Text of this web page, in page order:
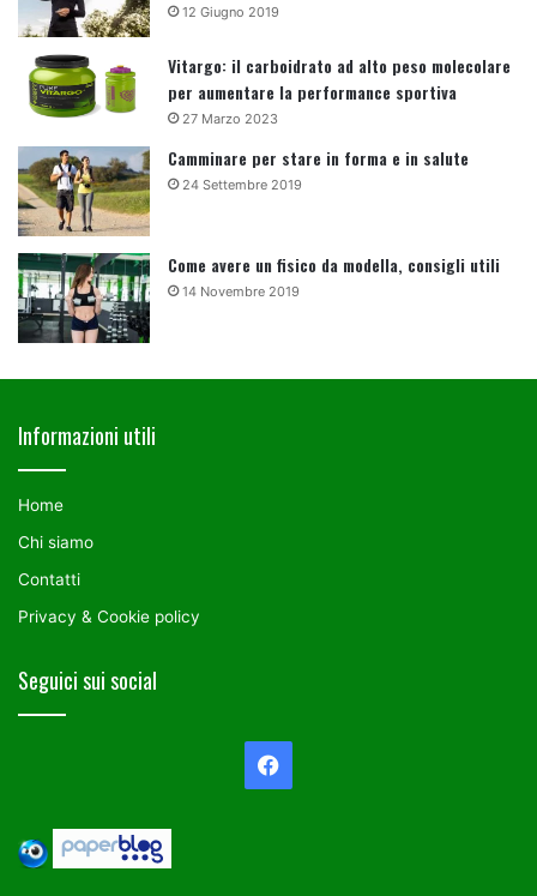
12 Giugno 2019
Vitargo: il carboidrato ad alto peso molecolare
per aumentare la performance sportiva
27 Marzo 2023
Camminare per stare in forma e in salute
24 Settembre 2019
Come avere un fisico da modella, consigli utili
14 Novembre 2019
Informazioni utili
Home
Chi siamo
Contatti
Privacy & Cookie policy
Seguici sui social
Facebook